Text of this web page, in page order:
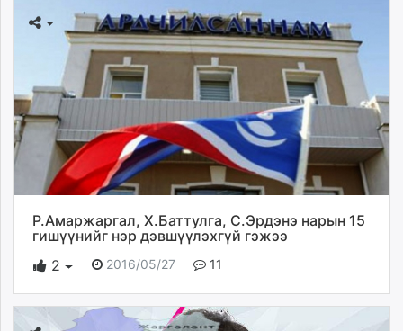
Р.Амаржаргал, Х.Баттулга, С.Эрдэнэ нарын 15
гишүүнийг нэр дэвшүүлэхгүй гэжээ
2
2016/05/27 11